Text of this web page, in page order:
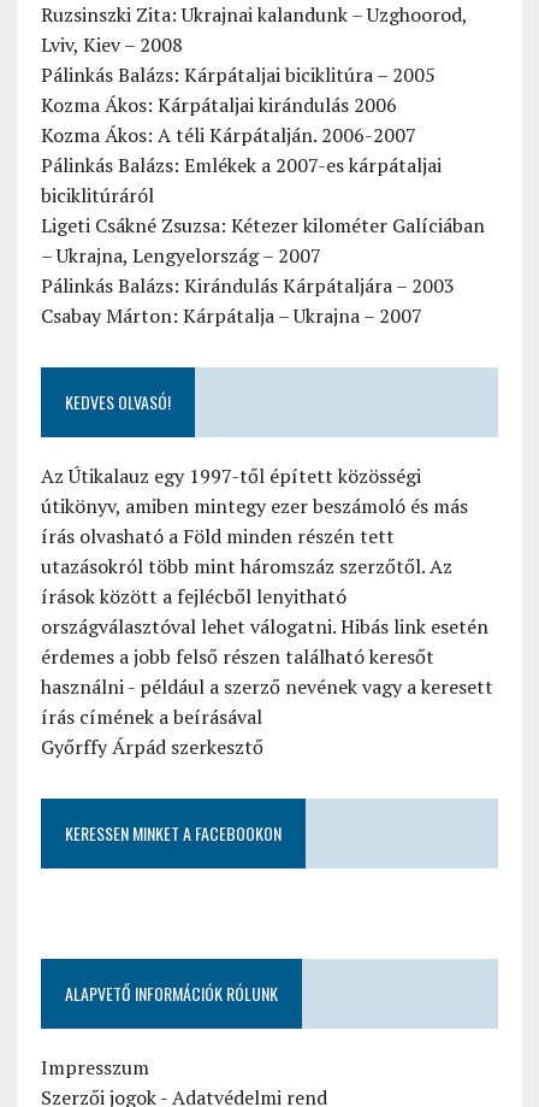
Ruzsinszki Zita: Ukrajnai kalandunk – Uzghoorod,
Lviv, Kiev – 2008
Pálinkás Balázs: Kárpátaljai biciklitúra – 2005
Kozma Ákos: Kárpátaljai kirándulás 2006
Kozma Ákos: A téli Kárpátalján. 2006-2007
Pálinkás Balázs: Emlékek a 2007-es kárpátaljai
biciklitúráról
Ligeti Csákné Zsuzsa: Kétezer kilométer Galíciában
– Ukrajna, Lengyelország – 2007
Pálinkás Balázs: Kirándulás Kárpátaljára – 2003
Csabay Márton: Kárpátalja – Ukrajna – 2007
KEDVES OLVASÓ!
Az Útikalauz egy 1997-től épített közösségi
útikönyv, amiben mintegy ezer beszámoló és más
írás olvasható a Föld minden részén tett
utazásokról több mint háromszáz szerzőtől. Az
írások között a fejlécből lenyitható
országválasztóval lehet válogatni. Hibás link esetén
érdemes a jobb felső részen található keresőt
használni - például a szerző nevének vagy a keresett
írás címének a beírásával
Győrffy Árpád szerkesztő
KERESSEN MINKET A FACEBOOKON
ALAPVETŐ INFORMÁCIÓK RÓLUNK
Impresszum
Szerzői jogok-Adatvédelmi rend